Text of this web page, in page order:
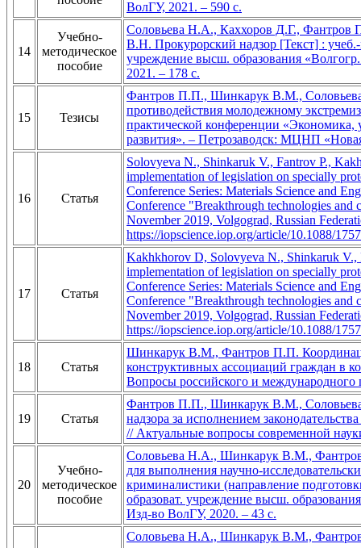
ВолГУ, 2021. – 590 с.
14
Учебно-
методическое
пособие
Соловьева Н.А., Каххоров Д.Г.,
В.Н. Прокурорский надзор [Текст] : учеб.-
учреждение высш. образования
2021. – 178 с.
15 Тезисы
Фантров П.П., Шинкарук В.М.,
противодействия молодежному
практической конференции «Экономика,
развития». – Петрозаводск: МЦНП
16 Статья
Solovyeva N., Shinkaruk V., Fantrov P.,
implementation of legislation on specially
Conference Series: Materials Science and
Conference "Breakthrough technologies
November 2019, Volgograd, Russian
https://iopscience.iop.org/article/10.1088/
17 Статья
Kakhkhorov D, Solovyeva N., Shinkaruk V.,
implementation of legislation on specially
Conference Series: Materials Science and
Conference "Breakthrough technologies
November 2019, Volgograd, Russian
https://iopscience.iop.org/article/10.1088/
18 Статья
Шинкарук В.М., Фантров П.П.
конструктивных ассоциаций граждан в
Вопросы российского и
19 Статья
Фантров П.П., Шинкарук В.М.,
надзора за исполнением
// Актуальные вопросы современной
20
Учебно-
методическое
пособие
Соловьева Н.А., Шинкарук В.М.,
для выполнения научно-
криминалистики (направление
образоват. учреждение высш.
Изд-во ВолГУ, 2020. – 43 с.
Соловьева Н.А., Шинкарук В.М.,